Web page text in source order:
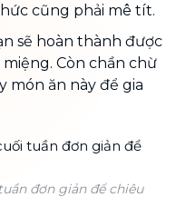
cũng phải mê tít.
sẽ hoàn thành được
Còn chần chừ
món ăn này để gia
đơn giản để chiêu